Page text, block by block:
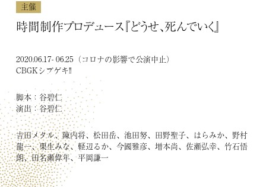
COMPANY
CONTACT
主催
時間制作プロデュース『どうせ、死んでいく』
2020.06.17- 06.25（コロナの影響で公演中止）
CBGKシブゲキ!!
脚本：谷碧仁
演出：谷碧仁
吉田メタル、陳内将、松田岳、池田努、田野聖子、はらみか、野村
龍一、栗生みな、軽辺るか、今國雅彦、増本尚、佐瀬弘幸、竹石悟
朗、田名瀬偉年、平岡謙一